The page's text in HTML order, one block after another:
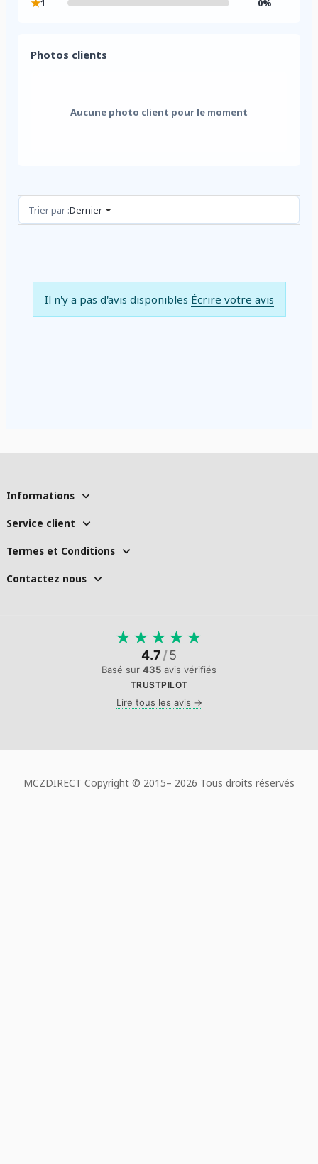
1 0%
Photos clients
Aucune photo client pour le moment
Avis (0)
Trier par :Dernier
Il n'y a pas d'avis disponibles Écrire votre avis
Informations
Service client
Termes et Conditions
Contactez nous
★ ★ ★ ★ ★
4.7/5
Basé sur 435 avis vérifiés
TRUSTPILOT
Lire tous les avis →
MCZDIRECT Copyright © 2015– 2026 Tous droits réservés